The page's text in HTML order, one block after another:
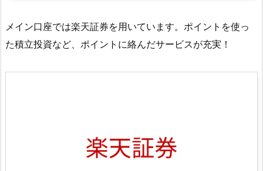
メイン口座では楽天証券を用いています。ポイントを使っ
た積立投資など、ポイントに絡んだサービスが充実！